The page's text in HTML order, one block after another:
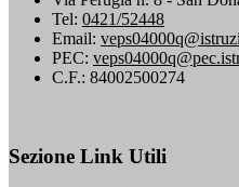
Tel: 0421/52448
Email:
PEC:
C.F.: 84002500274
Sezione Link Utili